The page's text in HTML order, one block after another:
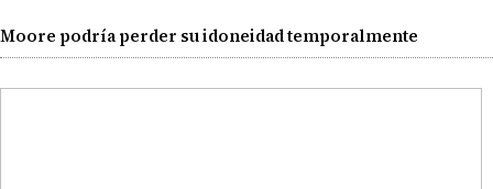
Moore podría perder su idoneidad temporalmente